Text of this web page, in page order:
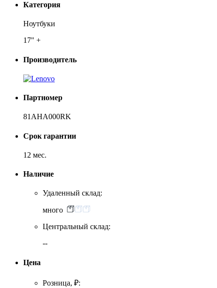
Категория
Ноутбуки
17" +
Производитель
Партномер
81AHA000RK
Срок гарантии
12 мес.
Наличие
Удаленный склад:
много
Центральный склад:
--
Цена
Розница, ₽: